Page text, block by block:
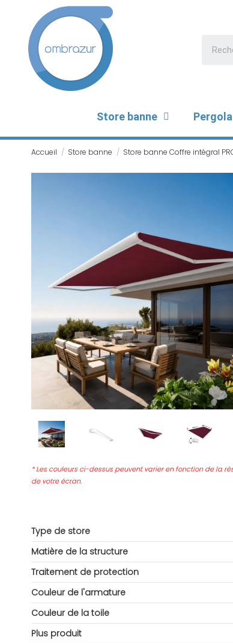
Store banne Pergola
Accueil Store banne Store banne Coffre intégral
* Les couleurs ci-dessus peuvent varier en fonction de la
de votre écran.
Type de store
Matière de la structure
Traitement de protection
Couleur de l'armature
Couleur de la toile
Plus produit